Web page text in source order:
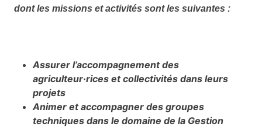
dont les missions et activités sont les suivantes :
Assurer l’accompagnement des
agriculteur·rices et collectivités dans leurs
projets
Animer et accompagner des groupes
techniques dans le domaine de la Gestion